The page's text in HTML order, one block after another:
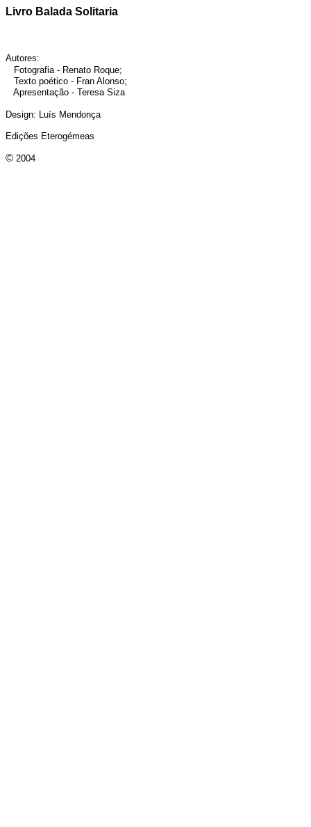
Livro Balada Solitaria
Autores:
Fotografia - Renato Roque;
Texto poético - Fran Alonso;
Apresentação - Teresa Siza
Design: Luís Mendonça
Edições Eterogémeas
© 2004